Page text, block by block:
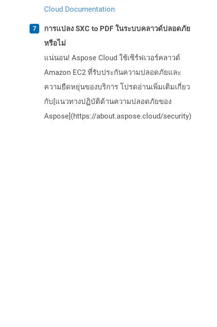
Cloud Documentation
การแปลง SXC to PDF ในระบบคลาวด์ปลอดภัย
หรือไม่
แน่นอน! Aspose Cloud ใช้เซิร์ฟเวอร์คลาวด์
Amazon EC2 ที่รับประกันความปลอดภัยและ
ความยืดหยุ่นของบริการ โปรดอ่านเพิ่มเติมเกี่ยว
กับ[แนวทางปฏิบัติด้านความปลอดภัยของ
Aspose](https://about.aspose.cloud/security)